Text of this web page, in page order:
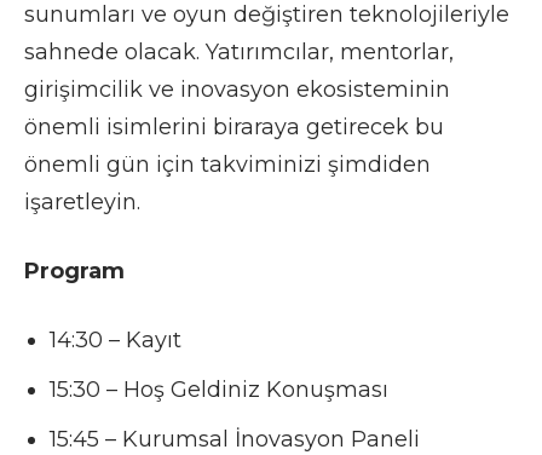
sunumları ve oyun değiştiren teknolojileriyle
sahnede olacak. Yatırımcılar, mentorlar,
girişimcilik ve inovasyon ekosisteminin
önemli isimlerini biraraya getirecek bu
önemli gün için takviminizi şimdiden
işaretleyin.
Program
14:30 – Kayıt
15:30 – Hoş Geldiniz Konuşması
15:45 – Kurumsal İnovasyon Paneli